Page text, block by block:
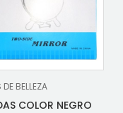
BELLEZA
COLOR NEGRO